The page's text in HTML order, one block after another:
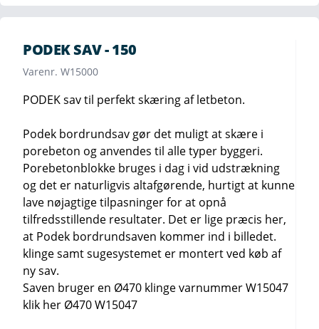
PODEK SAV - 150
Varenr. W15000
PODEK sav til perfekt skæring af letbeton.
Podek bordrundsav gør det muligt at skære i
porebeton og anvendes til alle typer byggeri.
Porebetonblokke bruges i dag i vid udstrækning
og det er naturligvis altafgørende, hurtigt at kunne
lave nøjagtige tilpasninger for at opnå
tilfredsstillende resultater. Det er lige præcis her,
at Podek bordrundsaven kommer ind i billedet.
klinge samt sugesystemet er montert ved køb af
ny sav.
Saven bruger en Ø470 klinge varnummer W15047
klik her Ø470 W15047